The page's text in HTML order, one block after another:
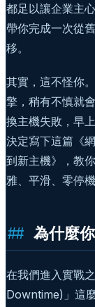
都足以讓企業主
帶你完成一次從
移。
其實，這不怪你
擎，稍有不慎就
換主機失敗，早
決定寫下這篇《
到新主機》，教
雅、平滑、零停
為什麼
在我們進入實戰
Downtime)」這麼